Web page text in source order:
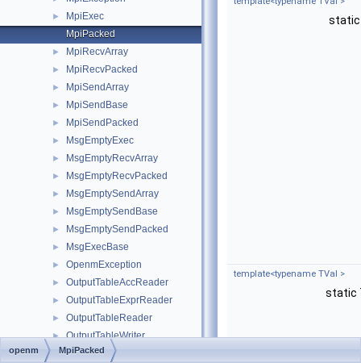
►
MpiExec
MpiPacked
► MpiRecvArray
► MpiRecvPacked
► MpiSendArray
► MpiSendBase
► MpiSendPacked
► MsgEmptyExec
► MsgEmptyRecvArray
► MsgEmptyRecvPacked
► MsgEmptySendArray
► MsgEmptySendBase
► MsgEmptySendPacked
► MsgExecBase
► OpenmException
► OutputTableAccReader
► OutputTableExprReader
► OutputTableReader
► OutputTableWriter
► ParamDicRow
template<typename TVal >
static
openm MpiPacked